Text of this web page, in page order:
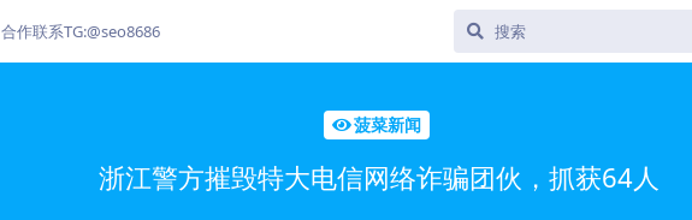
合作联系TG:@seo8686
菠菜新闻
浙江警方摧毁特大电信网络诈骗团伙，抓获64人